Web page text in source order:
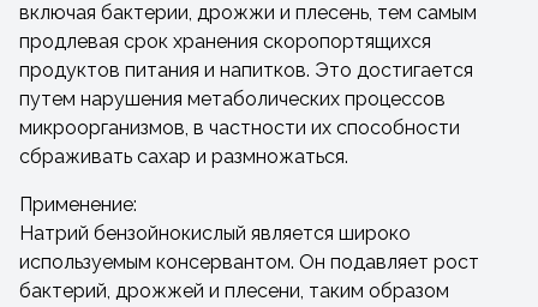
включая бактерии, дрожжи и плесень, тем самым
продлевая срок хранения скоропортящихся
продуктов питания и напитков. Это достигается
путем нарушения метаболических процессов
микроорганизмов, в частности их способности
сбраживать сахар и размножаться.
Применение:
Натрий бензойнокислый является широко
используемым консервантом. Он подавляет рост
бактерий, дрожжей и плесени, таким образом